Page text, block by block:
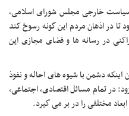
خارجی مجلس شورای اسلامی،
در اذهان مردم این گونه رسوخ کند
در رسانه ها و فضای مجازی این
دشمن با شیوه های احاله و نفوذ
در تمام مسائل اقتصادی، اجتماعی،
مختلفی را در بر می گیرد.